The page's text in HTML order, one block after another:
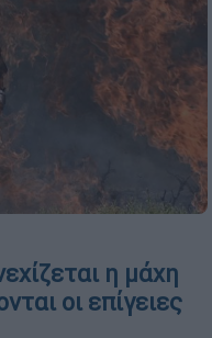
η μάχη
οι επίγειες